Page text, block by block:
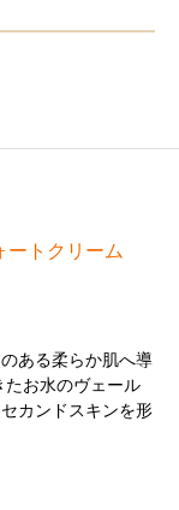
ートクリーム
ある柔らか肌へ導
たお水のヴェール
カンドスキンを形